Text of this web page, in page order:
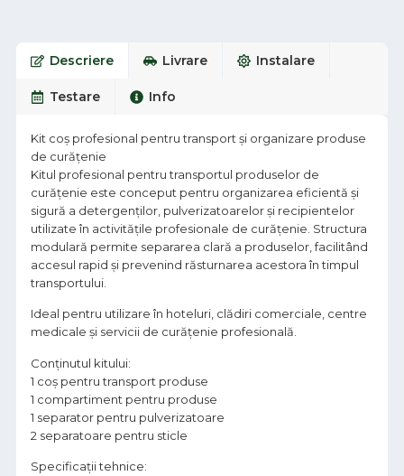
Descriere Livrare Instalare
Testare Info
Kit coș profesional pentru transport și organizare produse
de curățenie
Kitul profesional pentru transportul produselor de
curățenie este conceput pentru organizarea eficientă și
sigură a detergenților, pulverizatoarelor și recipientelor
utilizate în activitățile profesionale de curățenie. Structura
modulară permite separarea clară a produselor, facilitând
accesul rapid și prevenind răsturnarea acestora în timpul
transportului.
Ideal pentru utilizare în hoteluri, clădiri comerciale, centre
medicale și servicii de curățenie profesională.
Conținutul kitului:
1 coș pentru transport produse
1 compartiment pentru produse
1 separator pentru pulverizatoare
2 separatoare pentru sticle
Specificații tehnice: